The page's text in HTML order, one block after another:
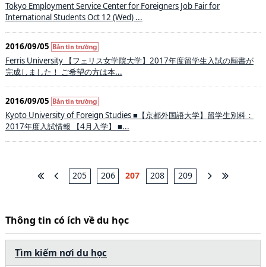
Tokyo Employment Service Center for Foreigners Job Fair for
International Students Oct 12 (Wed) ...
2016/09/05
Ferris University 【フェリス女学院大学】2017年度留学生入試の願書が
完成しました！ ご希望の方は本...
2016/09/05
Kyoto University of Foreign Studies ■【京都外国語大学】留学生別科：
2017年度入試情報 【4月入学】 ■...
205 206 207 208 209
Thông tin có ích về du học
Tìm kiếm nơi du học